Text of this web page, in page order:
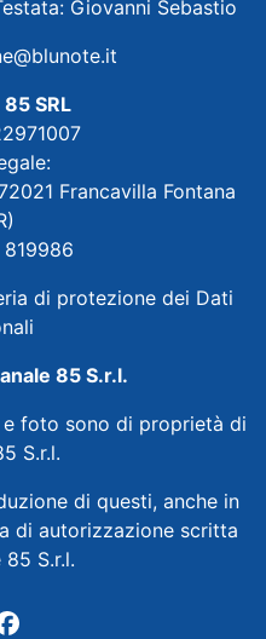
Giovanni Sebastio
SRL
Francavilla Fontana
819986
di protezione dei Dati
85 S.r.l.
foto sono di proprietà di
S.r.l.
di questi, anche in
di autorizzazione scritta
S.r.l.